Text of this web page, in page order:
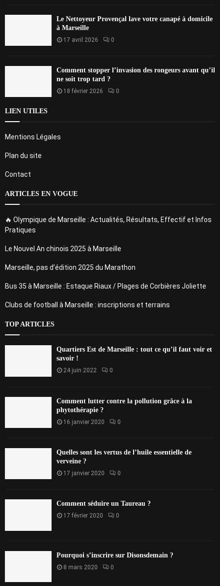
Le Nettoyeur Provençal lave votre canapé à domicile
à Marseille
17 avril 2026 0
Comment stopper l’invasion des rongeurs avant qu’il
ne soit trop tard ?
18 février 2026 0
LIEN UTILES
Mentions Légales
Plan du site
Contact
ARTICLES EN VOGUE
🔥 Olympique de Marseille : Actualités, Résultats, Effectif et Infos
Pratiques
Le Nouvel An chinois 2025 à Marseille
Marseille, pas d’édition 2025 du Marathon
Bus 35 à Marseille : Estaque Riaux / Plages de Corbières Joliette
Clubs de football à Marseille : inscriptions et terrains
TOP ARTICLES
Quartiers Est de Marseille : tout ce qu’il faut voir et
savoir !
24 juin 2022 0
Comment lutter contre la pollution grâce à la
phytothérapie ?
16 janvier 2020 0
Quelles sont les vertus de l’huile essentielle de
verveine ?
17 janvier 2020 0
Comment séduire un Taureau ?
17 février 2020 0
Pourquoi s’inscrire sur Disonsdemain ?
8 mars 2020 0